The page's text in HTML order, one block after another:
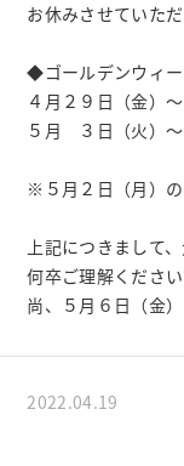
お休みさせていただ
◆ゴールデンウィ
４月２９日（金）
５月 ３日（火）～
※５月２日（月）の
上記につきまして
何卒ご理解くださ
尚、５月６日（金
2022.04.19